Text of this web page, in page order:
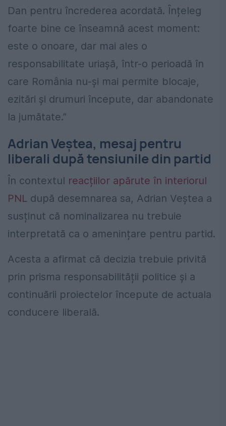
Dan pentru încrederea acordată. Înțeleg
foarte bine ce înseamnă acest moment:
este o onoare, dar mai ales o
responsabilitate uriașă, într-o perioadă în
care România nu-și mai permite blocaje,
ezitări și drumuri începute, dar abandonate
la jumătate.”
Adrian Veștea, mesaj pentru
liberali după tensiunile din partid
În contextul reacțiilor apărute în interiorul
PNL după desemnarea sa, Adrian Veștea a
susținut că nominalizarea nu trebuie
interpretată ca o amenințare pentru partid.
Acesta a afirmat că decizia trebuie privită
prin prisma responsabilității politice și a
continuării proiectelor începute de actuala
conducere liberală.